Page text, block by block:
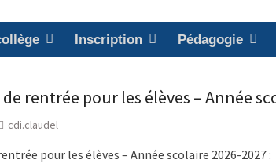
Inscription Pédagogie
rentrée pour les élèves – Année
cdi.claudel
pour les élèves – Année scolaire 2026-2027